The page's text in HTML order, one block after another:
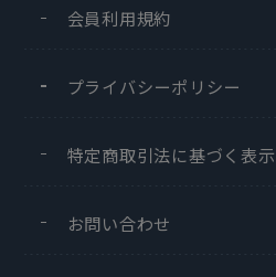
会員利用規約
プライバシーポリシー
特定商取引法に基づく表示
お問い合わせ